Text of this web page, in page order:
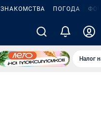
ЗНАКОМСТВА ПОГОДА
Налог